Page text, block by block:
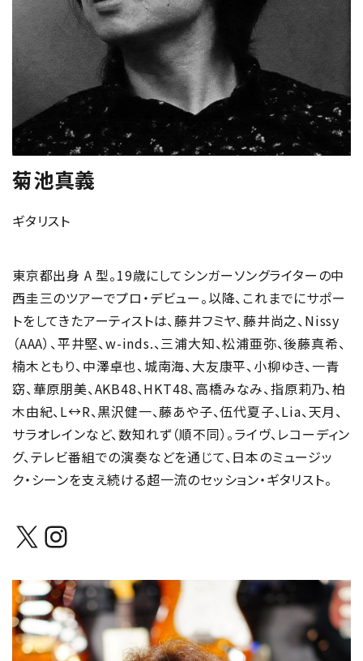
菊池真義
ギタリスト
東京都出身 A 型。19歳にしてシンガーソングライターの中
西圭三のツアーでプロ・デビュー。以降、これまでにサポー
トをしてきたアーティストは、藤井フミヤ、藤井尚之、Nissy
（AAA）、平井堅、w-inds.、三浦大知、松浦亜弥、後藤真希、
楠木ともり、中澤卓也、城南海、大友康平、小柳ゆき、一青
窈、華原朋美、AKB48、HKT48、高橋みなみ、指原莉乃、柏
木由紀、L↔R、黒沢健一、藤あや子、伍代夏子、Lia、天月、
サラオレインなど、数知れず（順不同）。ライヴ、レコーディン
グ、テレビ番組での演奏などを通じて、日本のミュージッ
ク・シーンを支え続ける超一流のセッション・ギタリスト。
X Instagram